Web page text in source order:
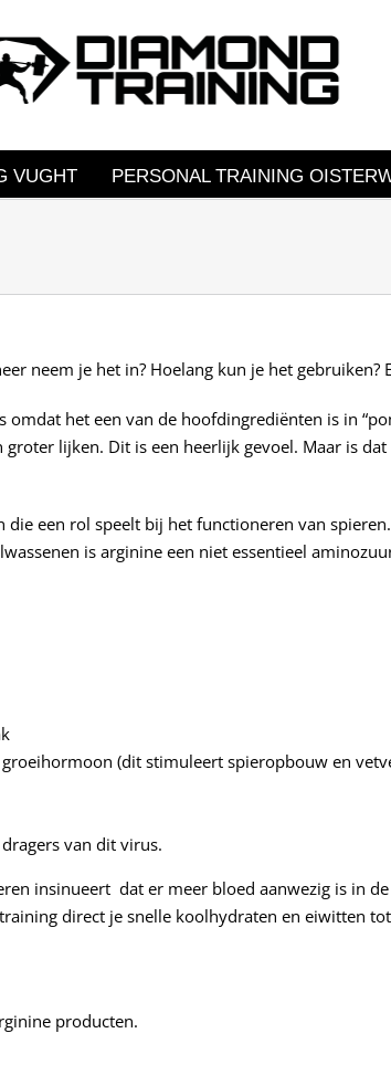
VUGHT PERSONAL TRAINING
neem je het in? Hoelang kun je het gebruiken?
het een van de hoofdingrediënten is in
lijken. Dit is een heerlijk gevoel. Maar is
een rol speelt bij het functioneren van
is arginine een niet essentieel
(dit stimuleert spieropbouw en
van dit virus.
insinueert dat er meer bloed aanwezig is in
direct je snelle koolhydraten en eiwitten
producten.